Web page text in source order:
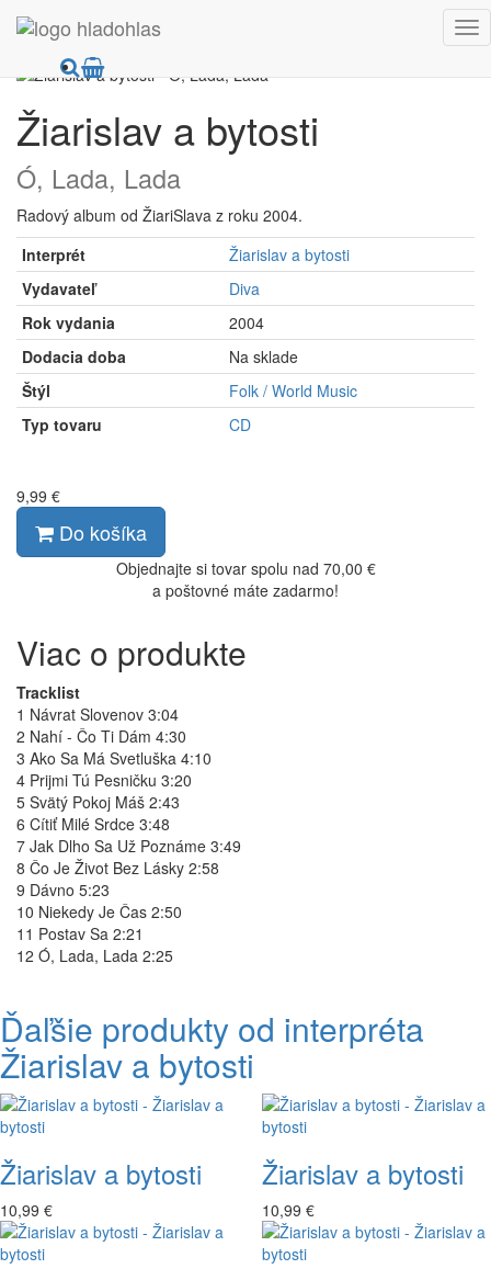
HladoHlas CD
Žiarislav a bytosti
Ó, Lada, Lada
Radový album od ŽiariSlava z roku 2004.
Interprét
Žiarislav a bytosti
Vydavateľ
Diva
Rok vydania
2004
Dodacia doba
Na sklade
Štýl
Folk / World Music
Typ tovaru
CD
9,99 €
Do košíka
Objednajte si tovar spolu nad 70,00 €
a poštovné máte zadarmo!
Viac o produkte
Tracklist
1 Návrat Slovenov 3:04
2 Nahí - Čo Ti Dám 4:30
3 Ako Sa Má Svetluška 4:10
4 Prijmi Tú Pesničku 3:20
5 Svätý Pokoj Máš 2:43
6 Cítiť Milé Srdce 3:48
7 Jak Dlho Sa Už Poznáme 3:49
8 Čo Je Život Bez Lásky 2:58
9 Dávno 5:23
10 Niekedy Je Čas 2:50
11 Postav Sa 2:21
12 Ó, Lada, Lada 2:25
Ďaľšie produkty od interpréta
Žiarislav a bytosti
Žiarislav a bytosti
10,99 €
Žiarislav a bytosti
10,99 €